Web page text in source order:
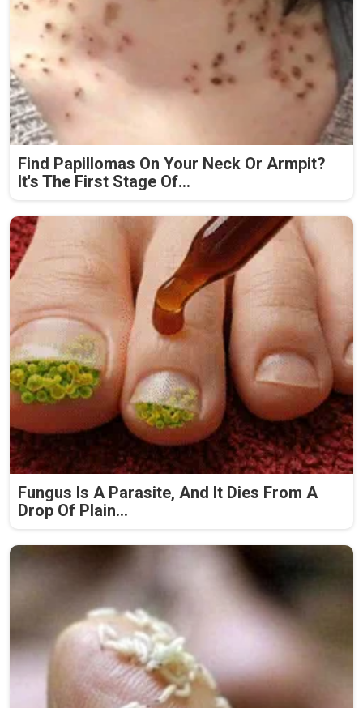
Find Papillomas On Your Neck Or Armpit?
It's The First Stage Of...
Fungus Is A Parasite, And It Dies From A
Drop Of Plain...